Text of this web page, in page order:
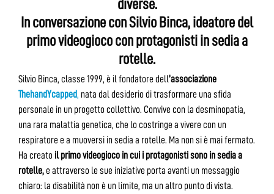
diverse.
In conversazione con Silvio Binca, ideatore del
primo videogioco con protagonisti in sedia a
rotelle.
Silvio Binca, classe 1999, è il fondatore dell’associazione
ThehandYcapped, nata dal desiderio di trasformare una sfida
personale in un progetto collettivo. Convive con la desminopatia,
una rara malattia genetica, che lo costringe a vivere con un
respiratore e a muoversi in sedia a rotelle. Ma non si è mai fermato.
Ha creato il primo videogioco in cui i protagonisti sono in sedia a
rotelle,e attraverso le sue iniziative porta avanti un messaggio
chiaro: la disabilità non è un limite, ma un altro punto di vista.